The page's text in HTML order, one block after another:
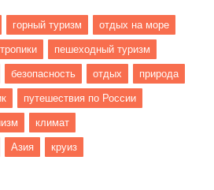
горный туризм отдых на море
тропики пешеходный туризм
безопасность отдых природа
путешествия по России
климат
Азия круиз